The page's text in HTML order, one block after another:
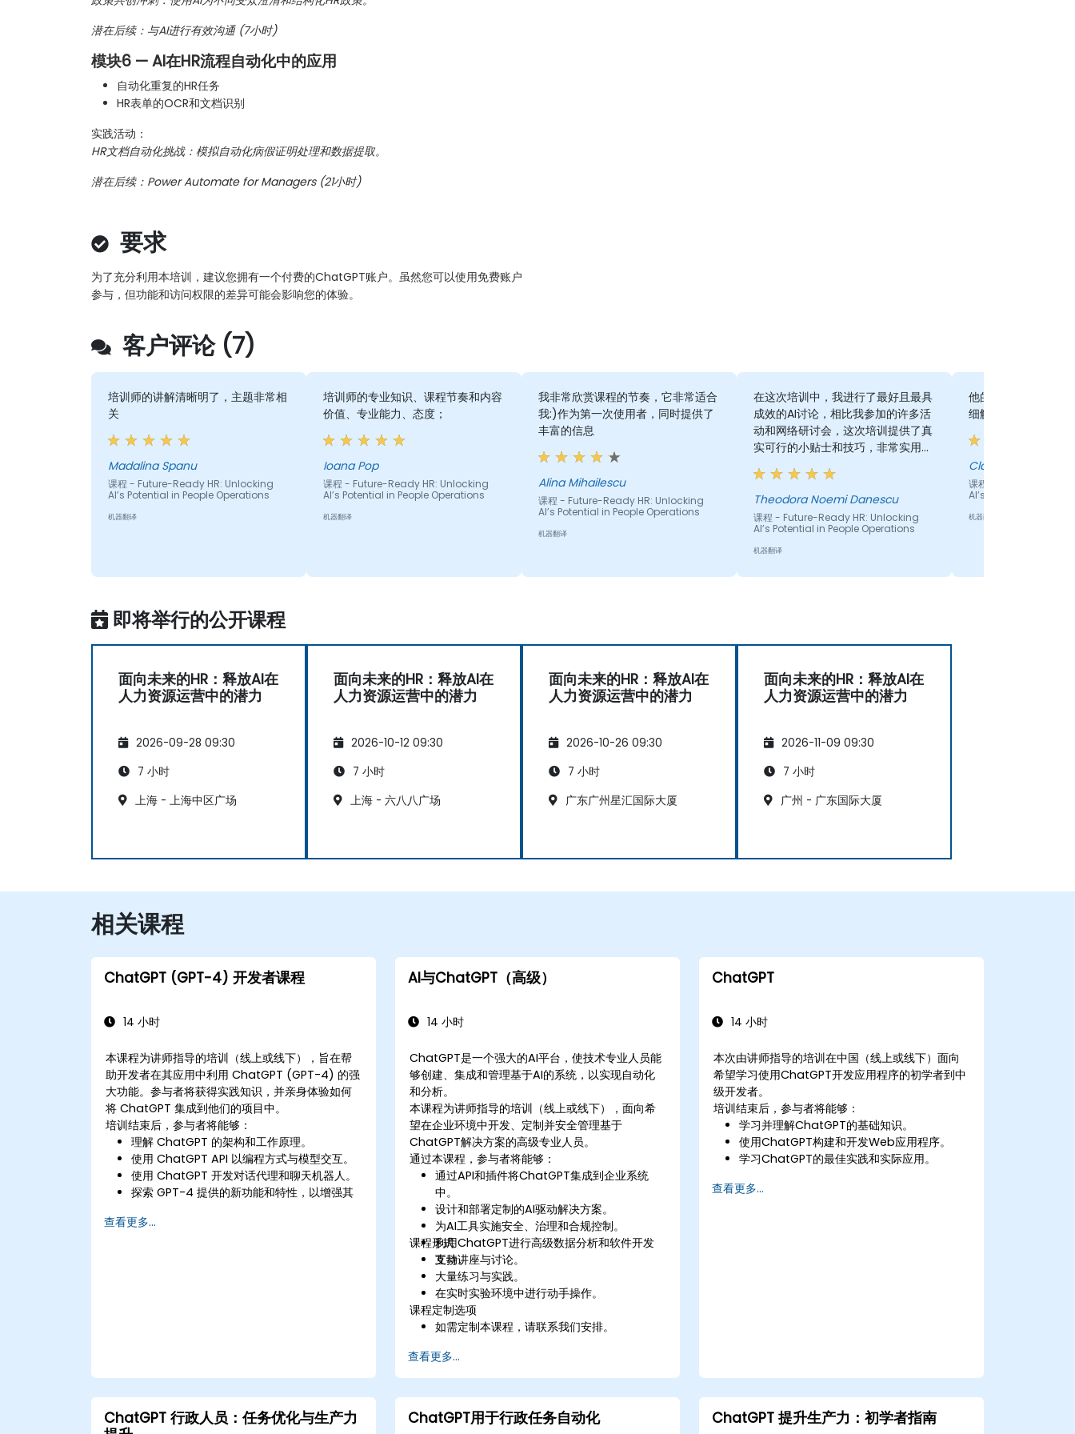
潜在后续：与AI进行有效沟通 (7小时)
模块6 — AI在HR流程自动化中的应用
自动化重复的HR任务
HR表单的OCR和文档识别
实践活动：
HR文档自动化挑战：模拟自动化病假证明处理和数据提取。
潜在后续：Power Automate for Managers (21小时)
要求
为了充分利用本培训，建议您拥有一个付费的ChatGPT账户。虽然您可以使用免费账户
参与，但功能和访问权限的差异可能会影响您的体验。
客户评论 (7)
培训师的讲解清晰明了，主题非常相
关
Madalina Spanu
课程 - Future-Ready HR: Unlocking
AI’s Potential in People Operations
机器翻译
培训师的专业知识、课程节奏和内容
价值、专业能力、态度；
Ioana Pop
课程 - Future-Ready HR: Unlocking
AI’s Potential in People Operations
机器翻译
我非常欣赏课程的节奏，它非常适合
我:)作为第一次使用者，同时提供了
丰富的信息
Alina Mihailescu
课程 - Future-Ready HR: Unlocking
AI’s Potential in People Operations
机器翻译
在这次培训中，我进行了最好且最具
成效的AI讨论，相比我参加的许多活
动和网络研讨会，这次培训提供了真
实可行的小贴士和技巧，非常实用，
结构清晰，讲解流畅 :)
Theodora Noemi Danescu
课程 - Future-Ready HR: Unlocking
AI’s Potential in People Operations
机器翻译
他的节奏很好，耐心
细解释每一个细节
Claudia
课程 - Future-Ready
AI’s Potential in
机器翻译
即将举行的公开课程
面向未来的HR：释放AI在
人力资源运营中的潜力
2026-09-28 09:30
7 小时
上海 - 上海中区广场
面向未来的HR：释放AI在
人力资源运营中的潜力
2026-10-12 09:30
7 小时
上海 - 六八八广场
面向未来的HR：释放AI在
人力资源运营中的潜力
2026-10-26 09:30
7 小时
广东广州星汇国际大厦
面向未来的HR：释放AI在
人力资源运营中的潜力
2026-11-09 09:30
7 小时
广州 - 广东国际大厦
相关课程
ChatGPT (GPT-4) 开发者课程
14 小时
本课程为讲师指导的培训（线上或线下），旨在帮
助开发者在其应用中利用 ChatGPT (GPT-4) 的强
大功能。参与者将获得实践知识，并亲身体验如何
将 ChatGPT 集成到他们的项目中。
培训结束后，参与者将能够：
理解 ChatGPT 的架构和工作原理。
使用 ChatGPT API 以编程方式与模型交互。
使用 ChatGPT 开发对话代理和聊天机器人。
探索 GPT-4 提供的新功能和特性，以增强其
针对特定应用定制和微调 ChatGPT。
查看更多...
AI与ChatGPT（高级）
14 小时
ChatGPT是一个强大的AI平台，使技术专业人员能
够创建、集成和管理基于AI的系统，以实现自动化
和分析。
本课程为讲师指导的培训（线上或线下），面向希
望在企业环境中开发、定制并安全管理基于
ChatGPT解决方案的高级专业人员。
通过本课程，参与者将能够：
通过API和插件将ChatGPT集成到企业系统
中。
设计和部署定制的AI驱动解决方案。
为AI工具实施安全、治理和合规控制。
利用ChatGPT进行高级数据分析和软件开发
支持。
课程形式
互动讲座与讨论。
大量练习与实践。
在实时实验环境中进行动手操作。
课程定制选项
如需定制本课程，请联系我们安排。
查看更多...
ChatGPT
14 小时
本次由讲师指导的培训在中国（线上或线下）面向
希望学习使用ChatGPT开发应用程序的初学者到中
级开发者。
培训结束后，参与者将能够：
学习并理解ChatGPT的基础知识。
使用ChatGPT构建和开发Web应用程序。
学习ChatGPT的最佳实践和实际应用。
查看更多...
ChatGPT 行政人员：任务优化与生产力
ChatGPT用于行政任务自动化 ChatGPT 提升生产力：初学者指南